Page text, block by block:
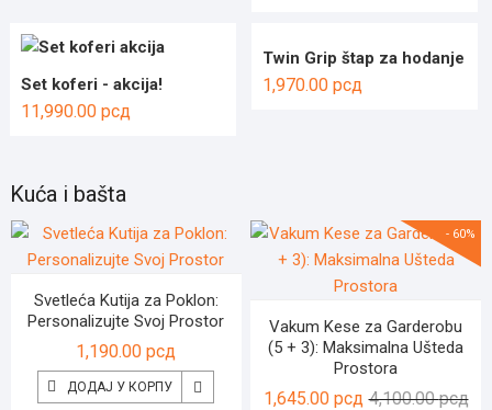
била:
Set koferi - akcija!
11,990.00 рсд
Twin Grip štap za hodanje
1,970.00 рсд
Kuća i bašta
Svetleća Kutija za Poklon:
Personalizujte Svoj Prostor
1,190.00рсд
ДОДАЈ У КОРПУ
- 60%
Vakum Kese za Garderobu
(5 + 3): Maksimalna Ušteda
Prostora
4,100.00рсд
1,645.00 рсд